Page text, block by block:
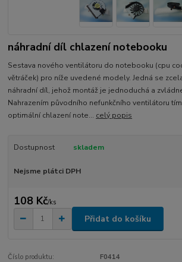
náhradní díl chlazení notebooku
Sestava nového ventilátoru do notebooku (cpu
větráček) pro níže uvedené modely. Jedná se
náhradní díl, jehož montáž je jednoduchá a
Nahrazením původního nefunkčního ventilátoru
optimální chlazení note... celý popis
Dostupnost skladem
Nejsme plátci DPH
108 Kč/ks
Přidat do košíku
Číslo produktu: F0414